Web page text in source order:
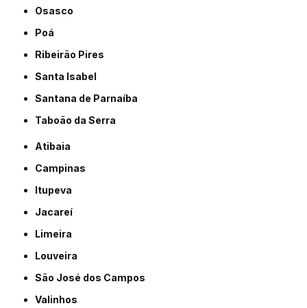
Osasco
Poá
Ribeirão Pires
Santa Isabel
Santana de Parnaíba
Taboão da Serra
Atibaia
Campinas
Itupeva
Jacareí
Limeira
Louveira
São José dos Campos
Valinhos